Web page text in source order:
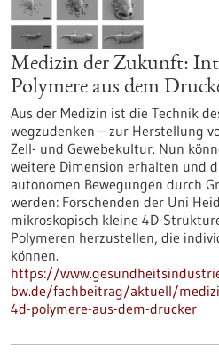
Medizin der Zukunft:
Polymere aus dem
Aus der Medizin ist die Technik
wegzudenken – zur Herstellung
Zell- und Gewebekultur. Nun
weitere Dimension erhalten und
autonomen Bewegungen durch
werden: Forschenden der Uni
mikroskopisch kleine 4D-
Polymeren herzustellen, die
können.
https://
bw.de/fachbeitrag/aktuell/
4d-polymere-aus-dem-drucker